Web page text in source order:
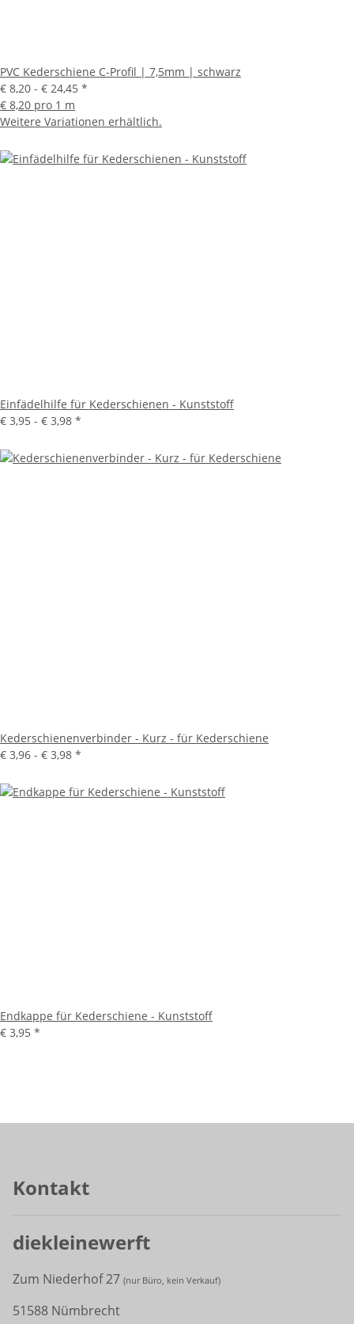
PVC Kederschiene C-Profil | 7,5mm | schwarz
€ 8,20 - € 24,45 *
€ 8,20 pro 1 m
Weitere Variationen erhältlich.
Einfädelhilfe für Kederschienen - Kunststoff
€ 3,95 - € 3,98 *
Kederschienenverbinder - Kurz - für Kederschiene
€ 3,96 - € 3,98 *
Endkappe für Kederschiene - Kunststoff
€ 3,95 *
Kontakt
diekleinewerft
Zum Niederhof 27 (nur Büro, kein Verkauf)
51588 Nümbrecht